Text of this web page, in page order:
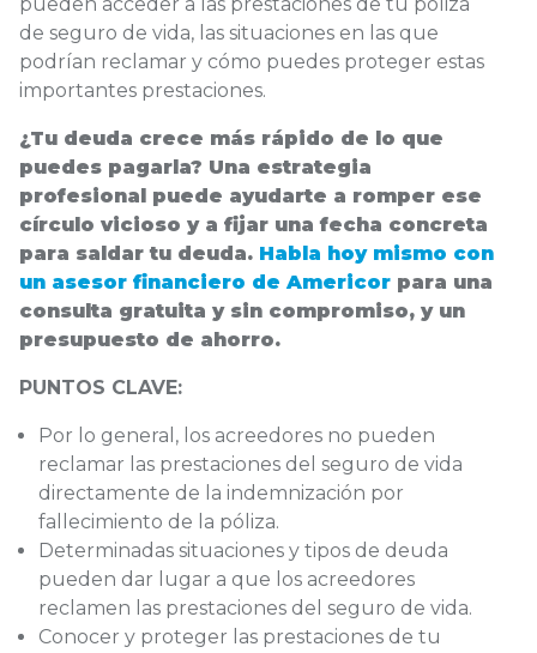
de seguro de vida, las situaciones en las que
podrían reclamar y cómo puedes proteger estas
importantes prestaciones.
¿Tu deuda crece más rápido de lo que
puedes pagarla? Una estrategia
profesional puede ayudarte a romper ese
círculo vicioso y a fijar una fecha concreta
para saldar tu deuda. Habla hoy mismo con
un asesor financiero de Americor para una
consulta gratuita y sin compromiso, y un
presupuesto de ahorro.
PUNTOS CLAVE:
Por lo general, los acreedores no pueden
reclamar las prestaciones del seguro de vida
directamente de la indemnización por
fallecimiento de la póliza.
Determinadas situaciones y tipos de deuda
pueden dar lugar a que los acreedores
reclamen las prestaciones del seguro de vida.
Conocer y proteger las prestaciones de tu